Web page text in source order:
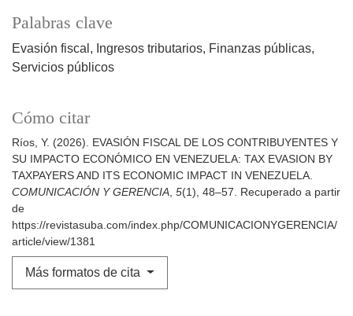
Palabras clave
Evasión fiscal Ingresos tributarios Finanzas públicas
Servicios públicos
Cómo citar
Ríos, Y. (2026). EVASIÓN FISCAL DE LOS CONTRIBUYENTES Y
SU IMPACTO ECONÓMICO EN VENEZUELA: TAX EVASION BY
TAXPAYERS AND ITS ECONOMIC IMPACT IN VENEZUELA.
COMUNICACIÓN Y GERENCIA, 5(1), 48–57. Recuperado a partir
de
https://revistasuba.com/index.php/COMUNICACIONYGERENCIA/
article/view/1381
Más formatos de cita